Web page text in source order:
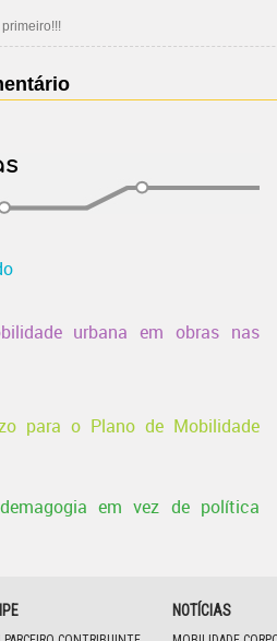
urbana em obras nas
para o Plano de Mobilidade
em vez de política
NOTÍCIAS